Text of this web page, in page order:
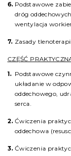
Podstawowe
dróg
wentylacja
Zasady
CZĘŚĆ
Podstawowe
układanie w
oddechowego,
serca.
Ćwiczenia
oddechowa
Ćwiczenia